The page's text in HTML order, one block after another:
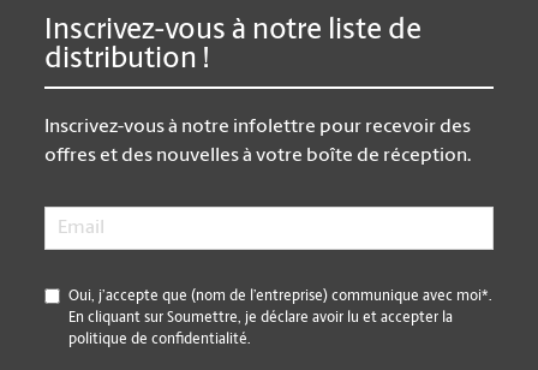
Inscrivez-vous à notre liste de
distribution !
Inscrivez-vous à notre infolettre pour recevoir des
offres et des nouvelles à votre boîte de réception.
Email
*
Oui, j’accepte que (nom de l’entreprise) communique avec moi*.
En cliquant sur Soumettre, je déclare avoir lu et accepter la
politique de confidentialité.